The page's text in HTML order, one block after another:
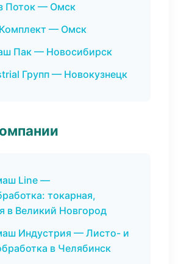
Поток — Омск
— Омск
Пак — Новосибирск
Групп — Новокузнецк
Line —
токарная,
в Великий Новгород
Индустрия — Листо- и
в Челябинск